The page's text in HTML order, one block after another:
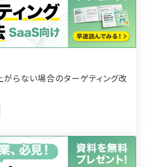
らない場合のターゲティング改